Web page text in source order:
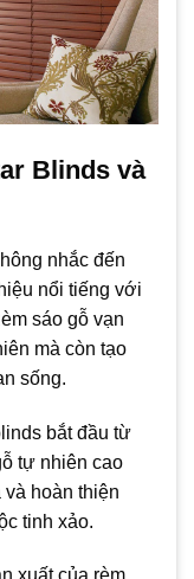
Blinds và
nhắc đến
nổi tiếng với
sáo gỗ vạn
mà còn tạo
sống.
bắt đầu từ
tự nhiên cao
hoàn thiện
tinh xảo.